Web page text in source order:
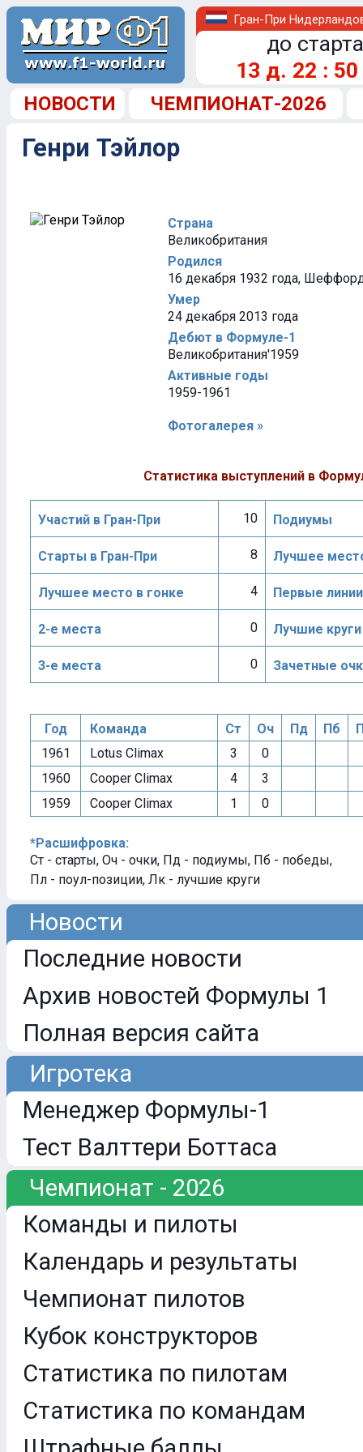
Гран-При
до
13 д. 22 : 50
НОВОСТИ ЧЕМПИОНАТ-2026
Генри Тэйлор
Страна
Великобритания
Родился
16 декабря 1932 года,
Умер
24 декабря 2013 года
Дебют в Формуле-1
Великобритания'1959
Активные годы
1959-1961
Фотогалерея »
Статистика выступлений в
Участий в Гран-При 10 Подиумы
Старты в Гран-При 8 Лучшее
Лучшее место в гонке 4 Первые линии
2-е места 0 Лучшие круги
3-е места 0 Зачетные
Год Команда Ст Оч Пд Пб
1961
Lotus Climax 3
0
1960
Cooper Climax 4
3
1959
Cooper Climax 1 0
*Расшифровка:
Ст - старты, Оч - очки, Пд - подиумы, Пб - победы,
Пл - поул-позиции, Лк - лучшие круги
Новости
Последние новости
Архив новостей Формулы 1
Полная версия сайта
Игротека
Менеджер Формулы-1
Тест Валттери Боттаса
Чемпионат - 2026
Команды и пилоты
Календарь и результаты
Чемпионат пилотов
Кубок конструкторов
Статистика по пилотам
Статистика по командам